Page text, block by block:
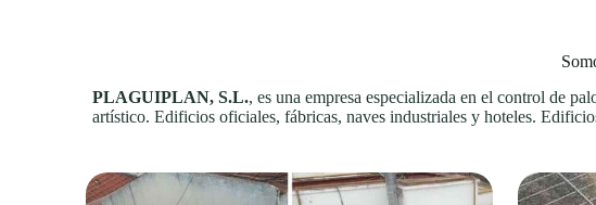
PLAGUIPLAN, S.L., es una empresa especializada en el control de
artístico. Edificios oficiales, fábricas, naves industriales y hoteles.